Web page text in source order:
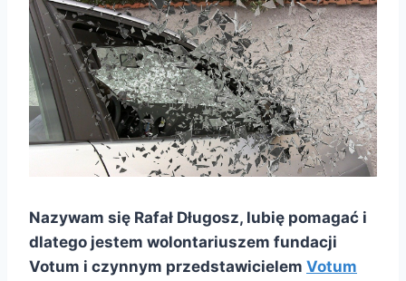
Nazywam się Rafał Długosz, lubię pomagać i
dlatego jestem wolontariuszem fundacji
Votum i czynnym przedstawicielem Votum